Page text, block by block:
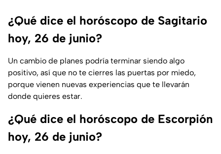
¿Qué dice el horóscopo de Sagitario
hoy, 26 de junio?
Un cambio de planes podría terminar siendo algo
positivo, así que no te cierres las puertas por miedo,
porque vienen nuevas experiencias que te llevarán
donde quieres estar.
¿Qué dice el horóscopo de Escorpión
hoy, 26 de junio?